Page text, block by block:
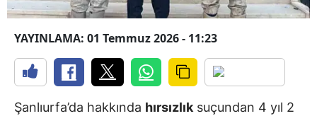
YAYINLAMA: 01 Temmuz 2026 - 11:23
Şanlıurfa’da hakkında hırsızlıksuçundan 4 yıl 2